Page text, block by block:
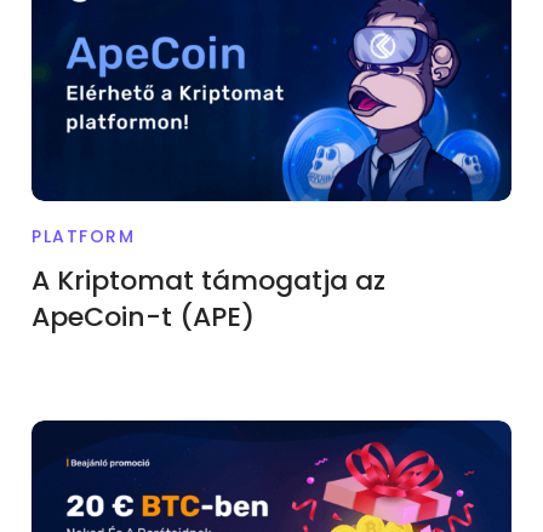
PLATFORM
A Kriptomat támogatja az
ApeCoin-t (APE)